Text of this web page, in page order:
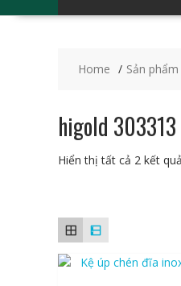
Home Sản phẩm
higold 303313
Hiển thị tất cả 2 kết quả